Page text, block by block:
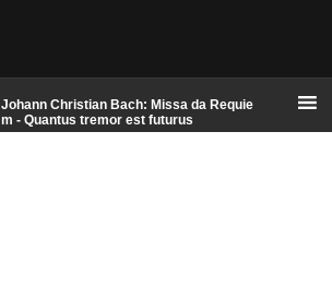
Johann Christian Bach: Missa da Requie
m - Quantus tremor est futurus